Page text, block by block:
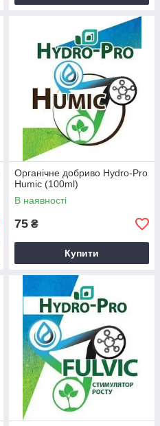
Органічне добриво Hydro-Pro
Humic (100ml)
В наявності
75 ₴
Купити